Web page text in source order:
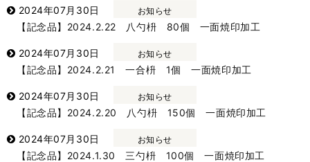
【記念品】2024.2.22 八勺枡 80個 一面焼印加工
2024年07月30日 お知らせ
【記念品】2024.2.21 一合枡 1個 一面焼印加工
2024年07月30日 お知らせ
【記念品】2024.2.20 八勺枡 150個 一面焼印加工
2024年07月30日 お知らせ
【記念品】2024.1.30 三勺枡 100個 一面焼印加工
2024年07月30日 お知らせ